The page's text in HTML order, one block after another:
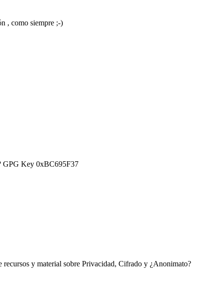
, como siempre ;-)
GPG Key 0xBC695F37
recursos y material sobre Privacidad, Cifrado y ¿Anonimato?